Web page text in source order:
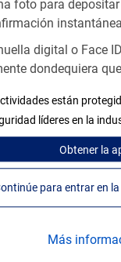
foto para
instantánea
digital o Face
dondequiera
están
líderes en la
Obtenerla
Más
diseñados para
Conozca
de